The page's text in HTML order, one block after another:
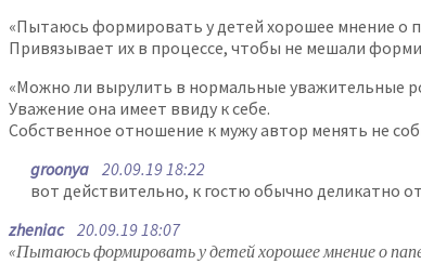
«Пытаюсь формировать у детей хорошее мнение о
Привязывает их в процессе, чтобы не мешали
«Можно ли вырулить в нормальные уважительные
Уважение она имеет ввиду к себе.
Собственное отношение к мужу автор менять не
groonya 20.09.19 18:22
вот действительно, к гостю обычно деликатно
zheniac20.09.19 18:07
«Пытаюсь формировать у детей хорошее мнение о